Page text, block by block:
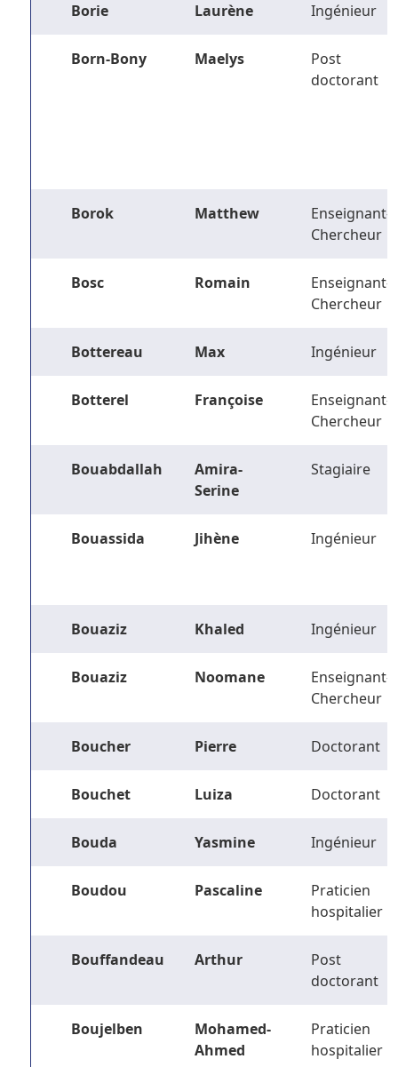
Borie Laurène Ingénieur
Born-Bony Maelys
Post
doctorant
Borok Matthew
Enseignant-
Chercheur
Bosc Romain
Enseignant-
Chercheur
Bottereau Max Ingénieur
Botterel Françoise
Enseignant-
Chercheur
Bouabdallah
Amira-
Serine
Stagiaire
Bouassida Jihène Ingénieur
Bouaziz Khaled Ingénieur
Bouaziz Noomane
Enseignant-
Chercheur
Boucher Pierre Doctorant
Bouchet Luiza Doctorant
Bouda Yasmine Ingénieur
Boudou Pascaline
Praticien
hospitalier
Bouffandeau Arthur
Post
doctorant
Boujelben
Mohamed-
Ahmed
Praticien
hospitalier